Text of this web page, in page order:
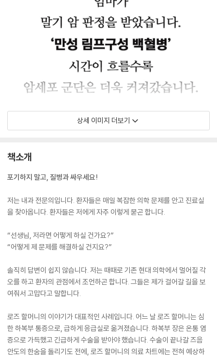
상세 이미지 더보기
책소개
포기하지 말고, 질병과 싸우세요!
저는 내과 전문의입니다. 환자들은 매일 복잡한 의학 문제를 안고 진료실
을 찾아옵니다. 환자들은 저에게 자주 이렇게 묻곤 합니다.
“선생님, 저라면 어떻게 하실 건가요?”
“어떻게 제 문제를 해결하실 건지요?”
솔직히 답변이 쉽지 않습니다. 저는 때때로 기존 현대 의학에서 멀어질 각
오를 하고 환자의 관점에서 조언하곤 합니다. 그들은 제가 걸어갈 길을 보
여줘서 고맙다고 말합니다.
로즈 할머니의 이야기가 대표적인 사례입니다. 어느 날 로즈 할머니는 심
한 하복부 통증으로, 급하게 응급실로 옮겨졌습니다. 하복부 장은 온통 염
증으로 가득했고 긴급하게 수술을 받아야 했습니다. 수술이 끝나갈 즈음
안도의 한숨을 돌리기도 전에, 로즈 할머니의 의료 차트에는 전혀 예상하